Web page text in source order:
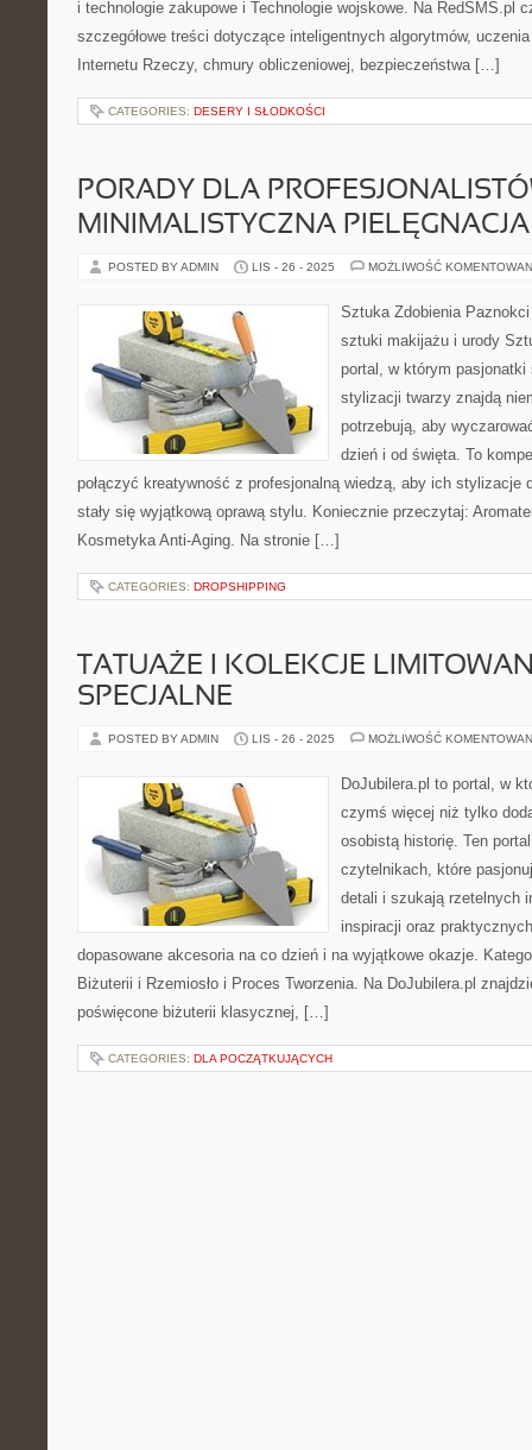
i technologie zakupowe i Technologie wojskowe. Na RedSMS.pl
szczegółowe treści dotyczące inteligentnych algorytmów,
Internetu Rzeczy, chmury obliczeniowej, bezpieczeństwa […]
CATEGORIES: DESERY I SŁODKOŚCI
PORADY DLA
MINIMALISTYCZNA PIELĘGNACJA
POSTED BY ADMIN LIS - 26 - 2025 MOŻLIWOŚĆ
Sztuka Zdobienia
sztuki makijażu i urody
portal, w którym
stylizacji twarzy znajdą
potrzebują, aby
dzień i od święta. To
połączyć kreatywność z profesjonalną wiedzą, aby ich stylizacje
stały się wyjątkową oprawą stylu. Koniecznie przeczytaj:
Kosmetyka Anti-Aging. Na stronie […]
CATEGORIES: DROPSHIPPING
TATUAŻE I KOLEKCJE
SPECJALNE
POSTED BY ADMIN LIS - 26 - 2025 MOŻLIWOŚĆ
DoJubilera.pl to portal, w
czymś więcej niż tylko
osobistą historię. Ten
czytelnikach, które
detali i szukają rzetelnych
inspiracji oraz
dopasowane akcesoria na co dzień i na wyjątkowe okazje.
Biżuterii i Rzemiosło i Proces Tworzenia. Na DoJubilera.pl
poświęcone biżuterii klasycznej, […]
CATEGORIES: DLA POCZĄTKUJĄCYCH